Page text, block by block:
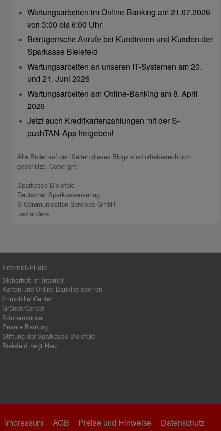
Wartungsarbeiten im Online-Banking am 21.07.2026
von 3:00 bis 6:00 Uhr
Betrügerische Anrufe bei Kundinnen und Kunden der
Sparkasse Bielefeld
Wartungsarbeiten an unseren IT-Systemen am 20.
und 21. Juni 2026
Wartungsarbeiten am Online-Banking am 8. April
2026
Jetzt auch Kreditkartenzahlungen mit der S-
pushTAN-App freigeben!
Alle Bilder auf den Seiten dieses Blogs sind urheberrechtlich
geschützt. Copyright:
Sparkasse Bielefeld
Deutscher Sparkassenverlag
S-Communication Services GmbH
und andere.
Internet-Filiale
Sicherheit im Internet
Karten und Online-Banking sperren
ImmobilienCenter
GründerCenter
S-International
Private Banking
Stiftung der Sparkasse Bielefeld
Bielefeld zeigt Herz
Impressum AGB Preise und Hinweise Datenschutz